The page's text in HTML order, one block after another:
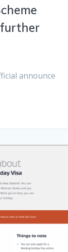
further
announce